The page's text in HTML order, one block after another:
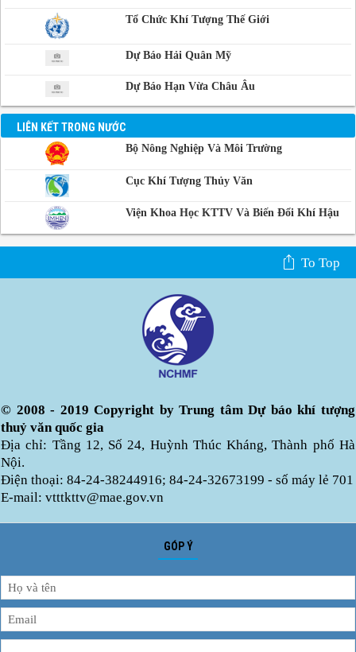
Campuchia
Tổ Chức Khí Tượng Thế Giới
Dự Báo Hải Quân Mỹ
Dự Báo Hạn Vừa Châu Âu
LIÊN KẾT TRONG NƯỚC
Bộ Nông Nghiệp Và Môi Trường
Cục Khí Tượng Thủy Văn
Viện Khoa Học KTTV Và Biến Đổi Khí Hậu
To Top
© 2008 - 2019 Copyright by Trung tâm Dự báo khí tượng
thuỷ văn quốc gia
Địa chỉ: Tầng 12, Số 24, Huỳnh Thúc Kháng, Thành phố Hà
Nội.
Điện thoại: 84-24-38244916; 84-24-32673199 - số máy lẻ 701
E-mail: vtttkttv@mae.gov.vn
GÓP Ý